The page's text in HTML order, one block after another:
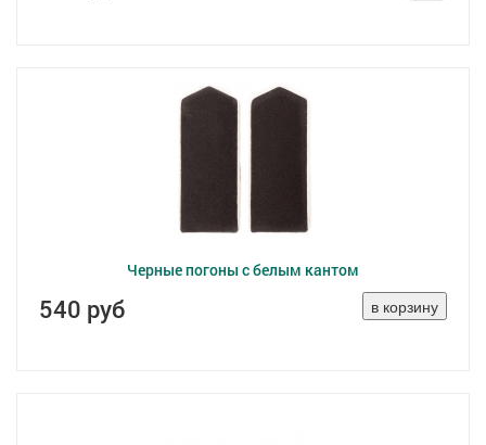
Черные погоны с белым кантом
540 руб